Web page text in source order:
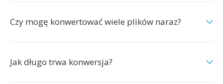
Czy mogę konwertować wiele plików naraz?
Jak długo trwa konwersja?